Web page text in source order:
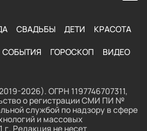
СВАДЬБЫ ДЕТИ КРАСОТА
СОБЫТИЯ ГОРОСКОП ВИДЕО
2026). ОГРН 1197746707311,
о регистрации СМИ ПИ №
службой по надзору в сфере
и массовых
Редакция не несет